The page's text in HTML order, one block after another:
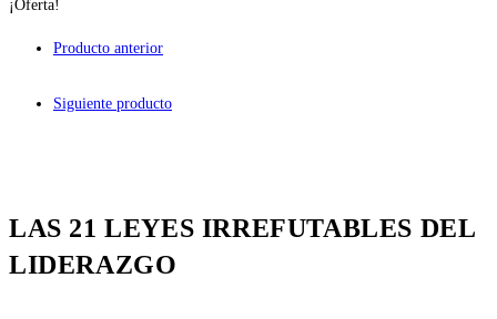
¡Oferta!
Producto anterior
Siguiente producto
LAS 21 LEYES IRREFUTABLES DEL
LIDERAZGO